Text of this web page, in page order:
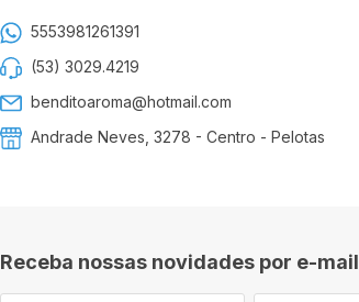
5553981261391
(53) 3029.4219
benditoaroma@hotmail.com
Andrade Neves, 3278 - Centro - Pelotas
Receba nossas novidades por e-mail